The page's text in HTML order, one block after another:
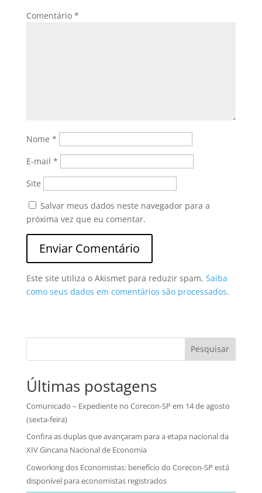
Comentário *
Nome *
E-mail *
Site
Salvar meus dados neste navegador para a
próxima vez que eu comentar.
Este site utiliza o Akismet para reduzir spam. Saiba
como seus dados em comentários são processados.
Pesquisar
Últimas postagens
Comunicado – Expediente no Corecon-SP em 14 de agosto
(sexta-feira)
Confira as duplas que avançaram para a etapa nacional da
XIV Gincana Nacional de Economia
Coworking dos Economistas: benefício do Corecon-SP está
disponível para economistas registrados